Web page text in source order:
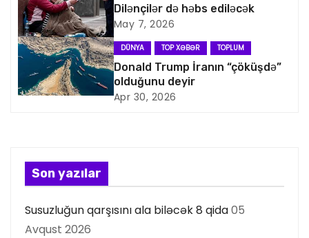
a
s
i
s
ı
Dilənçilər də həbs ediləcək
May 7, 2026
DÜNYA TOP XƏBƏR TOPLUM
Donald Trump İranın “çöküşdə”
olduğunu deyir
Apr 30, 2026
Son yazılar
Susuzluğun qarşısını ala biləcək 8 qida05
Avqust 2026